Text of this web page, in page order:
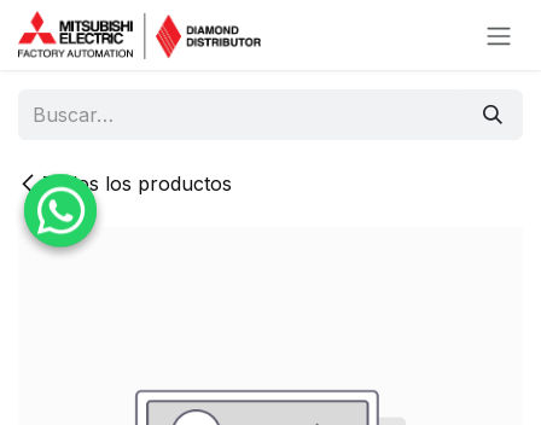
Ir al contenido
Todos los productos